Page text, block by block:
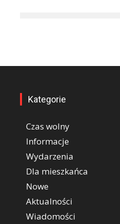
Kategorie
Czas wolny
Informacje
Wydarzenia
Dla mieszkańca
Nowe
Aktualności
Wiadomości